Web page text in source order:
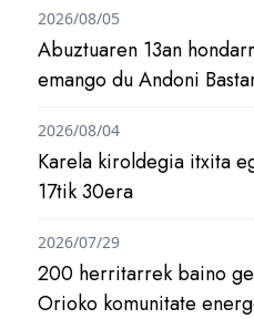
Abuztuaren 13an
emango du Andoni
2026/08/05
Karela kiroldegia itxita
17tik 30era
2026/08/04
200 herritarrek baino
Orioko komunitate
2026/07/29